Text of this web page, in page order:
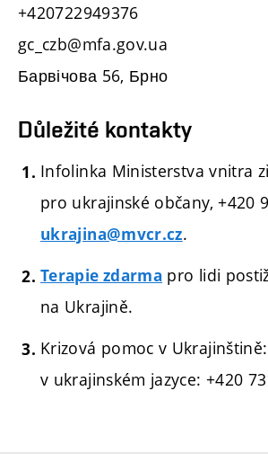
+420722949376
gc_czb@mfa.gov.ua
Барвічова 56, Брно
Důležité kontakty
Infolinka Ministerstva vnitra
pro ukrajinské občany, +420
ukrajina@mvcr.cz.
Terapie zdarma pro lidi
na Ukrajině.
Krizová pomoc v
v ukrajinském jazyce: +420